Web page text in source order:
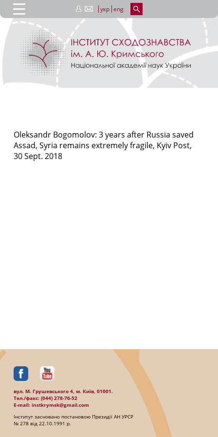
укр eng
Oleksandr Bogomolov: 3 years after Russia saved
Assad, Syria remains extremely fragile, Kyiv Post,
30 Sept. 2018
вул. М. Грушевського 4, м. Київ, 01001.
Тел./факc: (044) 278-76-52
E-mail: instkrymsk@gmail.com
Інститут засновано постановою Президії АН УРСР
№ 278 від 22.10.1991 р.